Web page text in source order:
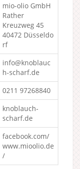
mio-olio GmbH
Rather
Kreuzweg 45
40472 Düsseldo
rf
info@knoblauc
h-scharf.de
0211 97268840
knoblauch-
scharf.de
facebook.com/
www.mioolio.de
/